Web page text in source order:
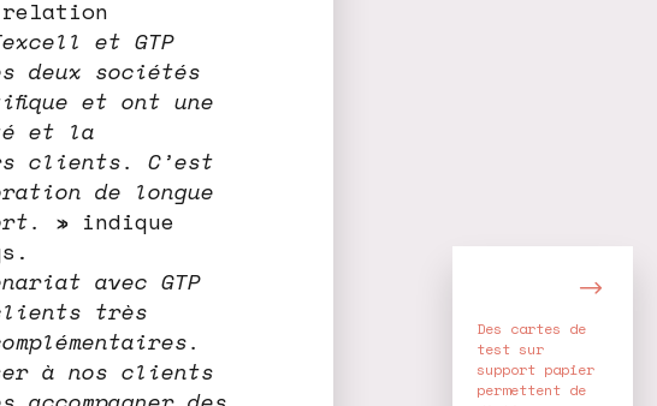
et GTP
deux sociétés
et ont une
et la
clients. C’est
de longue
» indique
avec GTP
très
à nos clients
Des cartes de
test sur
support papier
permettent de